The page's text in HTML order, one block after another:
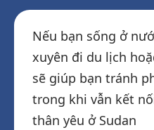
Nếu bạn sống ở
xuyên đi du lịch
sẽ giúp bạn tránh
trong khi vẫn kết
thân yêu ở Sudan